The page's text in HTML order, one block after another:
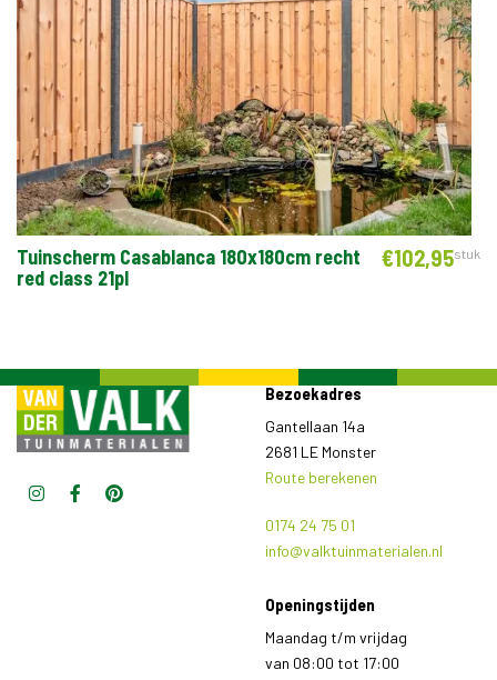
Tuinscherm Casablanca 180x180cm recht
red class 21pl
€102,95stuk
Bezoekadres
Gantellaan 14a
2681 LE Monster
Route berekenen
0174 24 75 01
info@valktuinmaterialen.nl
Openingstijden
Maandag t/m vrijdag
van 08:00 tot 17:00